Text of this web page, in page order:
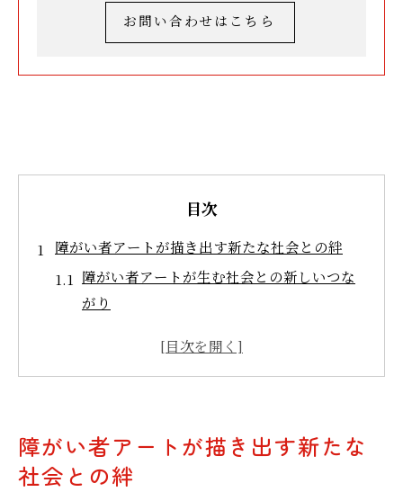
お問い合わせはこちら
目次
障がい者アートが描き出す新たな社会との絆
障がい者アートが生む社会との新しいつな
がり
がり
障がい者アートの存在が問いかける社会の
障がい者アートが描き出す新たな
社会との絆